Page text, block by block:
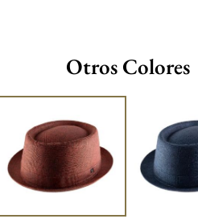
Otros Colores